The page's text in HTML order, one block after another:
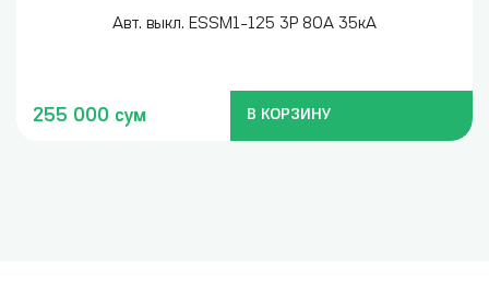
Авт. выкл. ESSM1-125 3P 80A 35кА
255 000 сум В КОРЗИНУ